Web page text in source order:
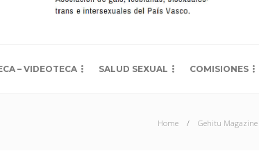
– VIDEOTECA SALUD SEXUAL COMISIONES
Home Gehitu Magazine